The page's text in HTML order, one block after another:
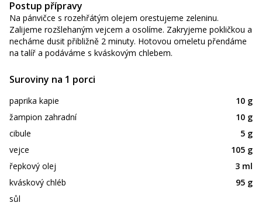
Postup přípravy
Na pánvičce s rozehřátým olejem orestujeme zeleninu.
Zalijeme rozšlehaným vejcem a osolíme. Zakryjeme pokličkou a
necháme dusit přibližně 2 minuty. Hotovou omeletu přendáme
na talíř a podáváme s kváskovým chlebem.
Suroviny na 1 porci
paprika kapie
10 g
žampion zahradní
10 g
cibule
5 g
vejce
105 g
řepkový olej
3 ml
kváskový chléb
95 g
sůl